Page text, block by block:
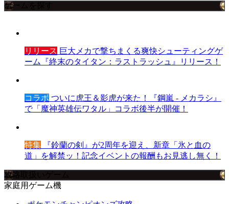
ゲームを探す
リリース 巨大メカで撃ちまくる爽快シューティングゲ
ーム『終末のタイタン：ラストラッシュ』リリース！
コラボ ついに虎王＆影虎が来た！『鋼嵐 - メカラシ』
で「魔神英雄伝ワタル」コラボ後半が開催！
特集 『鈴蘭の剣』が2周年を迎え、新章「氷と血の
道」を解禁ッ！記念イベントの報酬もお見逃し無く！
攻略取扱いゲーム
家庭用ゲーム機